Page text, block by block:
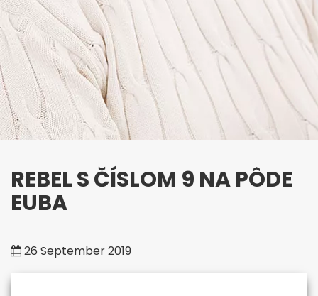
University of Third Age
REBEL S ČÍSLOM 9 NA PÔDE
EUBA
26 September 2019